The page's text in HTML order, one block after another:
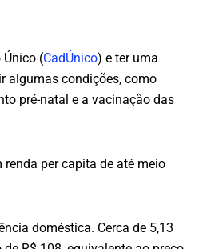
(CadÚnico) e ter uma
algumas condições, como
pré-natal e a vacinação das
per capita de até meio
doméstica. Cerca de 5,13